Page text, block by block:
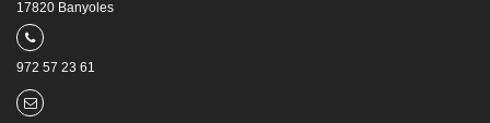
17820 Banyoles
972 57 23 61